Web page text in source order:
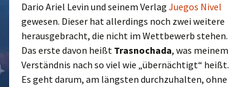
Dario Ariel Levin und seinem Verlag Juegos Nivel
gewesen. Dieser hat allerdings noch zwei weitere
herausgebracht, die nicht im Wettbewerb stehen.
Das erste davon heißt Trasnochada, was meinem
Verständnis nach so viel wie „übernächtigt“ heißt.
Es geht darum, am längsten durchzuhalten, ohne